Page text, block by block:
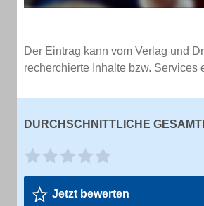
Der Eintrag kann vom Verlag und
recherchierte Inhalte bzw. Services
DURCHSCHNITTLICHE
Jetzt bewerten